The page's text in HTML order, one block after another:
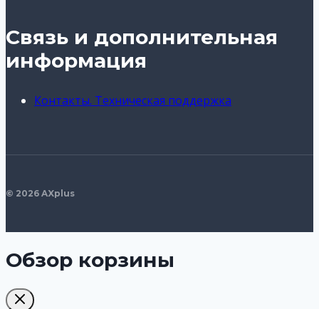
Связь и дополнительная
информация
Контакты. Техническая поддержка
© 2026 AXplus
Обзор корзины